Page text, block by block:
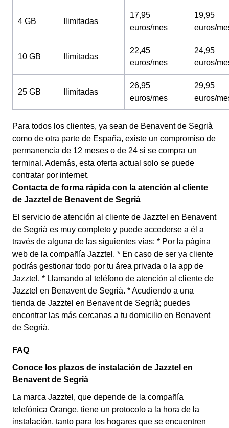
4 GB Ilimitadas
17,95
euros/mes
19,95
euros/
10 GB Ilimitadas
22,45
euros/mes
24,95
euros/
25 GB Ilimitadas
26,95
euros/mes
29,95
euros/
Para todos los clientes, ya sean de Benavent de Segrià
como de otra parte de España, existe un compromiso de
permanencia de 12 meses o de 24 si se compra un
terminal. Además, esta oferta actual solo se puede
contratar por internet.
Contacta de forma rápida con la atención al cliente
de Jazztel de Benavent de Segrià
El servicio de atención al cliente de Jazztel en Benavent
de Segrià es muy completo y puede accederse a él a
través de alguna de las siguientes vías: * Por la página
web de la compañía Jazztel. * En caso de ser ya cliente
podrás gestionar todo por tu área privada o la app de
Jazztel. * Llamando al teléfono de atención al cliente de
Jazztel en Benavent de Segrià. * Acudiendo a una
tienda de Jazztel en Benavent de Segrià; puedes
encontrar las más cercanas a tu domicilio en Benavent
de Segrià.
FAQ
Conoce los plazos de instalación de Jazztel en
Benavent de Segrià
La marca Jazztel, que depende de la compañía
telefónica Orange, tiene un protocolo a la hora de la
instalación, tanto para los hogares que se encuentren